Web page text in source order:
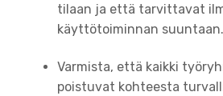
tilaan ja että tarvittavat
käyttötoiminnan suuntaan.
Varmista, että kaikki
poistuvat kohteesta